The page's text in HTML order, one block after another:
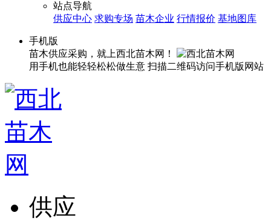
站点导航
供应中心 求购专场 苗木企业 行情报价 基地图库
手机版
苗木供应采购，就上西北苗木网！
用手机也能轻轻松松做生意 扫描二维码访问手机版网站
供应